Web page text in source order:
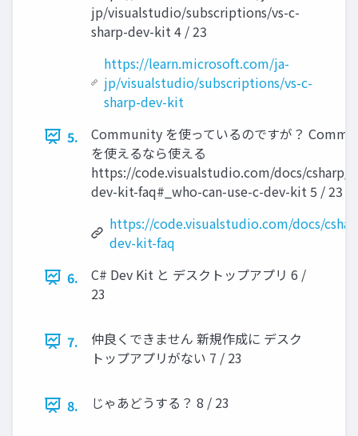
jp/visualstudio/subscriptions/vs-c-
sharp-dev-kit 4 / 23
https://learn.microsoft.com/ja-
jp/visualstudio/subscriptions/vs-c-
sharp-dev-kit
5.
Community を使っているのですが？
を使えるなら使える
https://code.visualstudio.com/docs/csharp/
dev-kit-faq#_who-can-use-c-dev-kit 5 / 23
https://code.visualstudio.com/docs/
dev-kit-faq
6.
C# Dev Kit と デスクトップアプリ 6 /
23
7.
仲良くできません 新規作成に デスク
トップアプリがない 7 / 23
8. じゃあどうする？ 8 / 23